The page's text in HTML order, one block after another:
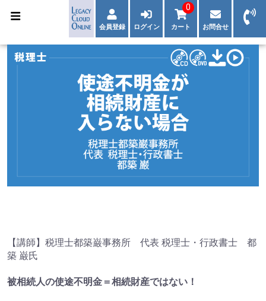
会員登録 ログイン カート
0
お問合せ
【講師】税理士都築巌事務所 代表 税理士・行政書士 都
築 巌氏
被相続人の使途不明金＝相続財産ではない！